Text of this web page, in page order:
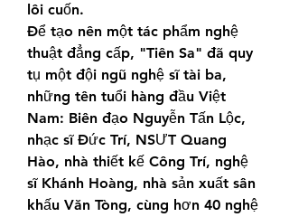
lôi cuốn.
Để tạo nên một tác phẩm nghệ
thuật đẳng cấp, "Tiên Sa" đã quy
tụ một đội ngũ nghệ sĩ tài ba,
những tên tuổi hàng đầu Việt
Nam: Biên đạo Nguyễn Tấn Lộc,
nhạc sĩ Đức Trí, NSƯT Quang
Hào, nhà thiết kế Công Trí, nghệ
sĩ Khánh Hoàng, nhà sản xuất sân
khấu Văn Tòng, cùng hơn 40 nghệ